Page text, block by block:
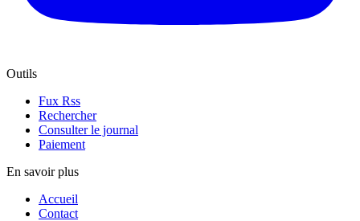
Outils
Fux Rss
Rechercher
Consulter le journal
Paiement
En savoir plus
Accueil
Contact